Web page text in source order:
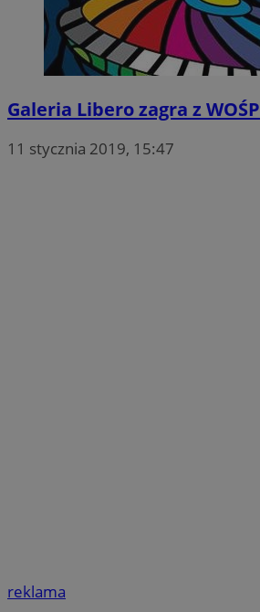
Galeria Libero zagra z WOŚP
11 stycznia 2019, 15:47
reklama